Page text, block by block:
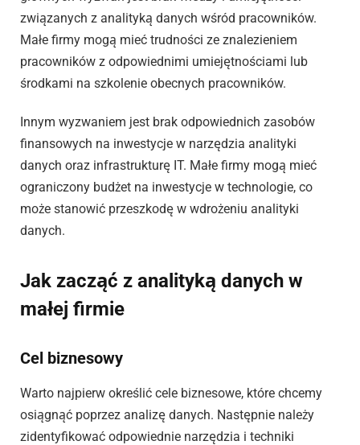
związanych z analityką danych wśród pracowników.
Małe firmy mogą mieć trudności ze znalezieniem
pracowników z odpowiednimi umiejętnościami lub
środkami na szkolenie obecnych pracowników.
Innym wyzwaniem jest brak odpowiednich zasobów
finansowych na inwestycje w narzędzia analityki
danych oraz infrastrukturę IT. Małe firmy mogą mieć
ograniczony budżet na inwestycje w technologie, co
może stanowić przeszkodę w wdrożeniu analityki
danych.
Jak zacząć z analityką danych w
małej firmie
Cel biznesowy
Warto najpierw określić cele biznesowe, które chcemy
osiągnąć poprzez analizę danych. Następnie należy
zidentyfikować odpowiednie narzędzia i techniki